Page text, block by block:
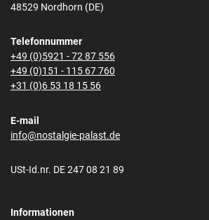
48529 Nordhorn (DE)
Telefonnummer
+49 (0)5921 - 72 87 556
+49 (0)151 - 115 67 760
+31 (0)6 53 18 15 56
E-mail
info@nostalgie-palast.de
USt-Id.nr. DE 247 08 21 89
Informationen